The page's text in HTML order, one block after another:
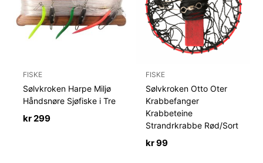
FISKE
Sølvkroken Harpe Miljø
Håndsnøre Sjøfiske i Tre
kr299
FISKE
Sølvkroken Otto Oter
Krabbefanger
Krabbeteine
Strandrkrabbe Rød/Sort
kr99